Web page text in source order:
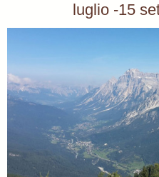
luglio -15